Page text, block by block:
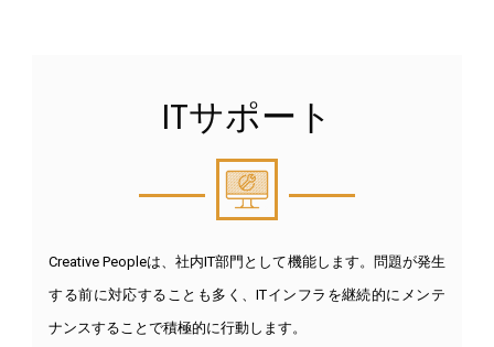
ITサポート
Creative Peopleは、社内IT部門として機能します。問題が発生
する前に対応することも多く、ITインフラを継続的にメンテ
ナンスすることで積極的に行動します。